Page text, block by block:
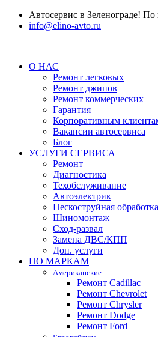
Автосервис в Зеленограде!
info@elino-avto.ru
О НАС
Ремонт легковых
Ремонт джипов
Ремонт коммерческих
Гарантия
Корпоративным
Вакансии автосервиса
Блог
УСЛУГИ СЕРВИСА
Ремонт
Диагностика
Техобслуживание
Автоэлектрик
Пескоструйная обработка
Шиномонтаж
Сход-развал
Замена ДВС/КПП
Доп. услуги
ПО МАРКАМ
Американские
Ремонт Cadillac
Ремонт Chevrolet
Ремонт Chrysler
Ремонт Dodge
Ремонт Ford